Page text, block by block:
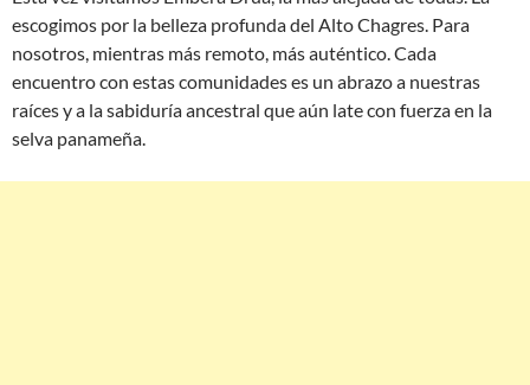
escogimos por la belleza profunda del Alto Chagres. Para
nosotros, mientras más remoto, más auténtico. Cada
encuentro con estas comunidades es un abrazo a nuestras
raíces y a la sabiduría ancestral que aún late con fuerza en la
selva panameña.